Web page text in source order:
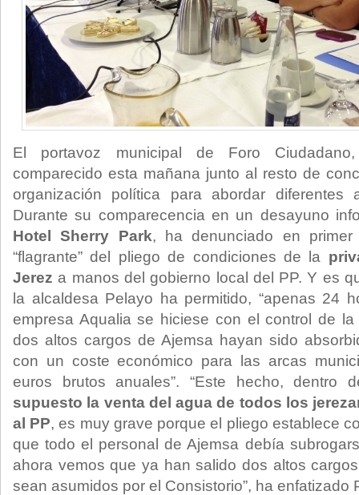
El portavoz municipal de Foro
comparecido esta mañana junto al resto de
organización política para abordar diferentes
Durante su comparecencia en un desayuno
Hotel Sherry Park, ha denunciado en primer
“flagrante” del pliego de condiciones de la
Jerez a manos del gobierno local del PP. Y es
la alcaldesa Pelayo ha permitido, “apenas 24
empresa Aqualia se hiciese con el control de
dos altos cargos de Ajemsa hayan sido
con un coste económico para las arcas
euros brutos anuales”. “Este hecho, dentro
supuesto la venta del agua de todos los
al PP, es muy grave porque el pliego establece
que todo el personal de Ajemsa debía
ahora vemos que ya han salido dos altos
sean asumidos por el Consistorio”, ha enfatizado